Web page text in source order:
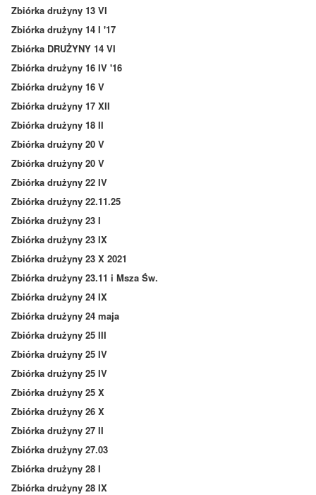
Zbiórka drużyny 13 VI
Zbiórka drużyny 14 I '17
Zbiórka DRUŻYNY 14 VI
Zbiórka drużyny 16 IV '16
Zbiórka drużyny 16 V
Zbiórka drużyny 17 XII
Zbiórka drużyny 18 II
Zbiórka drużyny 20 V
Zbiórka drużyny 20 V
Zbiórka drużyny 22 IV
Zbiórka drużyny 22.11.25
Zbiórka drużyny 23 I
Zbiórka drużyny 23 IX
Zbiórka drużyny 23 X 2021
Zbiórka drużyny 23.11 i Msza Św.
Zbiórka drużyny 24 IX
Zbiórka drużyny 24 maja
Zbiórka drużyny 25 III
Zbiórka drużyny 25 IV
Zbiórka drużyny 25 IV
Zbiórka drużyny 25 X
Zbiórka drużyny 26 X
Zbiórka drużyny 27 II
Zbiórka drużyny 27.03
Zbiórka drużyny 28 I
Zbiórka drużyny 28 IX